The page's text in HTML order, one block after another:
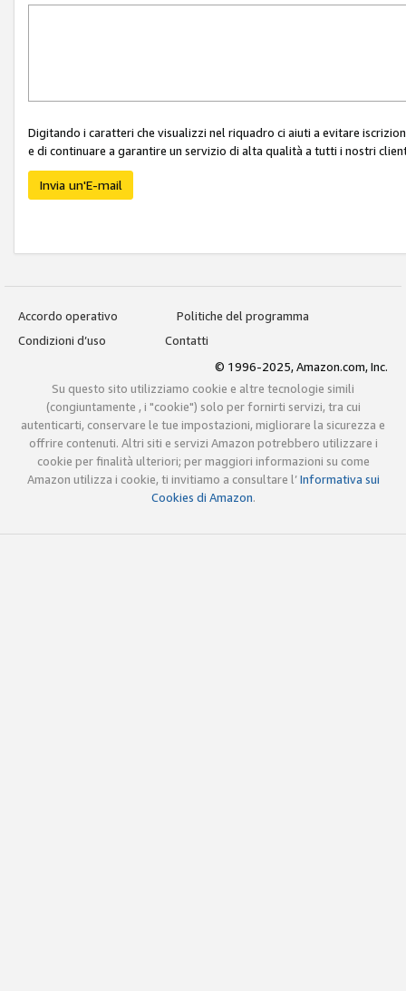
Digitando i caratteri che visualizzi nel riquadro ci aiuti a evitare
e di continuare a garantire un servizio di alta qualità a tutti i nostri
Invia un'E-mail
Accordo operativo
Politiche del programma
Condizioni d’uso
Contatti
© 1996-2025, Amazon.com, Inc.
Su questo sito utilizziamo cookie e altre tecnologie simili
(congiuntamente , i "cookie") solo per fornirti servizi, tra cui
autenticarti, conservare le tue impostazioni, migliorare la sicurezza e
offrire contenuti. Altri siti e servizi Amazon potrebbero utilizzare i
cookie per finalità ulteriori; per maggiori informazioni su come
Amazon utilizza i cookie, ti invitiamo a consultare l’Informativa sui
Cookies di Amazon.